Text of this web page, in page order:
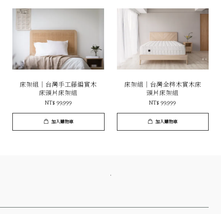
床架組｜台灣手工藤編實木
床頭片床架組
NT$ 99,999
加入購物車
床架組｜台灣全梣木實木床
頭片床架組
NT$ 99,999
加入購物車
．